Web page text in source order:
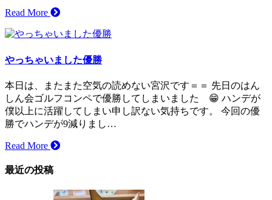
Read More
やっちゃいました優勝
本日は、またまた空気の読めない宮沢です＝＝ 先日のはん
しん会ゴルフコンペで優勝してしまいました 😁 ハンデが
僕以上に活躍してしまい申し訳ない気持ちです。 今回の優
勝でハンデが9減りまし…
Read More
最近の投稿